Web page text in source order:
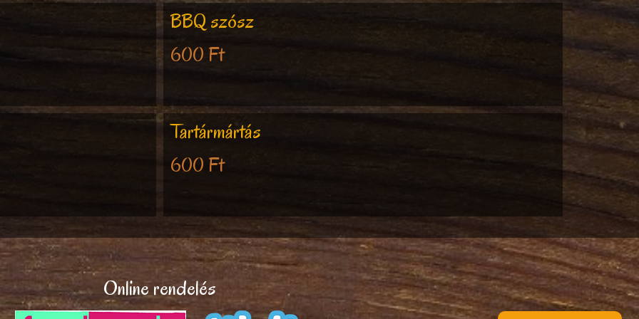
BBQ szósz
600 Ft
Tartármártás
600 Ft
Online rendelés